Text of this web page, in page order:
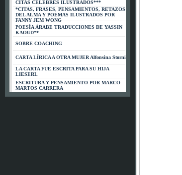
CITAS CELEBRES ILUSTRADOS***
*CITAS, FRASES, PENSAMIENTOS, RETAZOS
DEL ALMA Y POEMAS ILUSTRADOS POR
FANNY JEM WONG
POESÍA ÁRABE TRADUCCIONES DE YASSIN
KAOUD**
SOBRE COACHING
CARTA LÍRICA A OTRA MUJER Alfonsina Storni
LA CARTA FUE ESCRITA PARA SU HIJA
LIESERL
ESCRITURA Y PENSAMIENTO POR MARCO
MARTOS CARRERA